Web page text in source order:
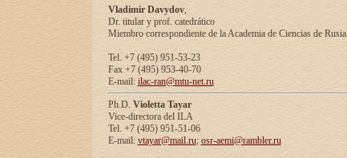
Vladimir Davydov,
Dr. titular y prof. catedrático
Miembro correspondiente de la Academia de Ciencias de Rusia
Tel. +7 (495) 951-53-23
Fax +7 (495) 953-40-70
E-mail: ilac-ran@mtu-net.ru
Ph.D. Violetta Tayar
Vice-directora del ILA
Tel. +7 (495) 951-51-06
E-mail: vtayar@mail.ru; osr-aemi@rambler.ru